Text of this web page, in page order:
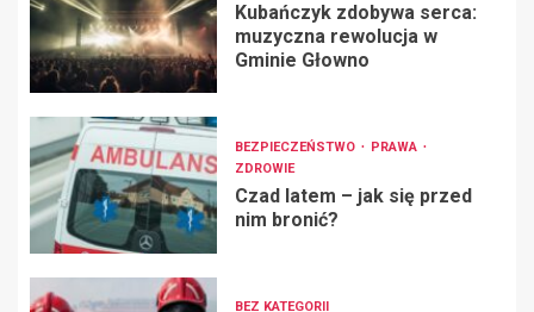
Kubańczyk zdobywa serca:
muzyczna rewolucja w
Gminie Głowno
BEZPIECZEŃSTWO
PRAWA
ZDROWIE
Czad latem – jak się przed
nim bronić?
BEZ KATEGORII